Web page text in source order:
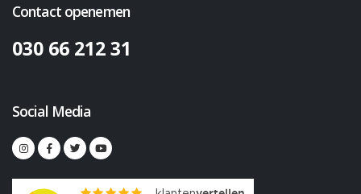
Contact openemen
030 66 212 31
Social Media